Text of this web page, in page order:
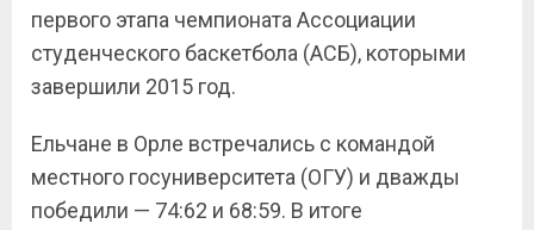
первого этапа чемпионата Ассоциации
студенческого баскетбола (АСБ), которыми
завершили 2015 год.
Ельчане в Орле встречались с командой
местного госуниверситета (ОГУ) и дважды
победили — 74:62 и 68:59. В итоге